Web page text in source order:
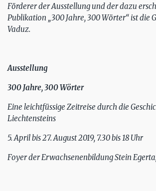
Förderer der Ausstellung und der dazu
Publikation „300 Jahre, 300 Wörter“ ist die
Vaduz.
Ausstellung
300 Jahre, 300 Wörter
Eine leichtfüssige Zeitreise durch die
Liechtensteins
5. April bis 27. August 2019, 7.30 bis 18 Uhr
Foyer der Erwachsenenbildung Stein